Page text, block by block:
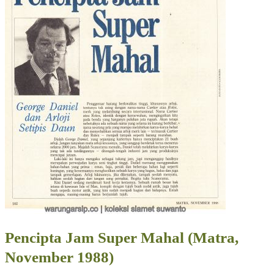
Pencipta Jam Super Mahal (Matra,
November 1988)